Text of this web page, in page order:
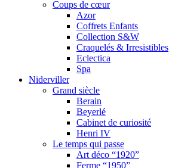
Coups de cœur
Azor
Coffrets Enfants
Collection S&W
Craquelés & Irresistibles
Eclectica
Spa
Niderviller
Grand siècle
Berain
Beyerlé
Cabinet de curiosité
Henri IV
Le temps qui passe
Art déco “1920”
Ferme “1950”